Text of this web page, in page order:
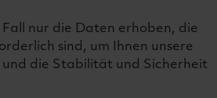
Fall nur die Daten erhoben, die
sind, um Ihnen unsere
die Stabilität und Sicherheit